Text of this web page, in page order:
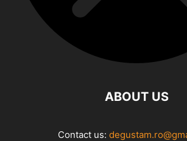
ABOUT US
Contact us: